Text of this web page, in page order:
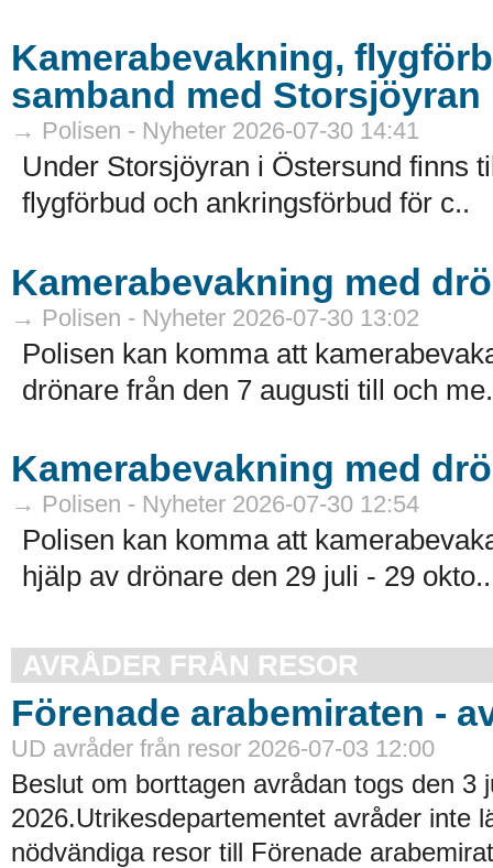
Kamerabevakning,
samband med Storsjöyran
→ Polisen - Nyheter 2026-07-30 14:41
Under Storsjöyran i Östersund finns
flygförbud och ankringsförbud för c..
Kamerabevakning med
→ Polisen - Nyheter 2026-07-30 13:02
Polisen kan komma att
drönare från den 7 augusti till och
Kamerabevakning med
→ Polisen - Nyheter 2026-07-30 12:54
Polisen kan komma att
hjälp av drönare den 29 juli - 29 okto..
AVRÅDER FRÅN RESOR
Förenade arabemiraten -
UD avråder från resor 2026-07-03 12:00
Beslut om borttagen avrådan togs den 3
2026.Utrikesdepartementet avråder inte
nödvändiga resor till Förenade